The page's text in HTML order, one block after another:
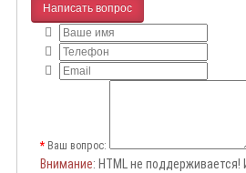
Написать вопрос
Ваш вопрос:
Внимание: HTML не